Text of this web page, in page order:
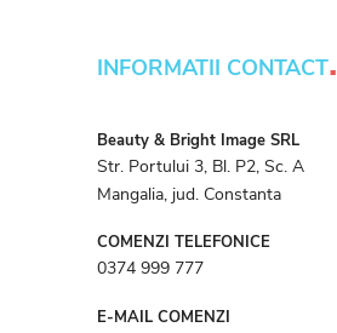
INFORMATII CONTACT.
Beauty & Bright Image SRL
Str. Portului 3, Bl. P2, Sc. A
Mangalia, jud. Constanta
COMENZI TELEFONICE
0374 999 777
E-MAIL COMENZI